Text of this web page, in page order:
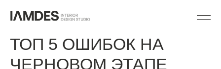
ТОП 5 ОШИБОК НА
ЧЕРНОВОМ ЭТАПЕ